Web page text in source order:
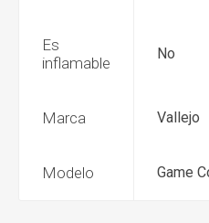
Es
inflamable
No
Marca Vallejo
Modelo Game